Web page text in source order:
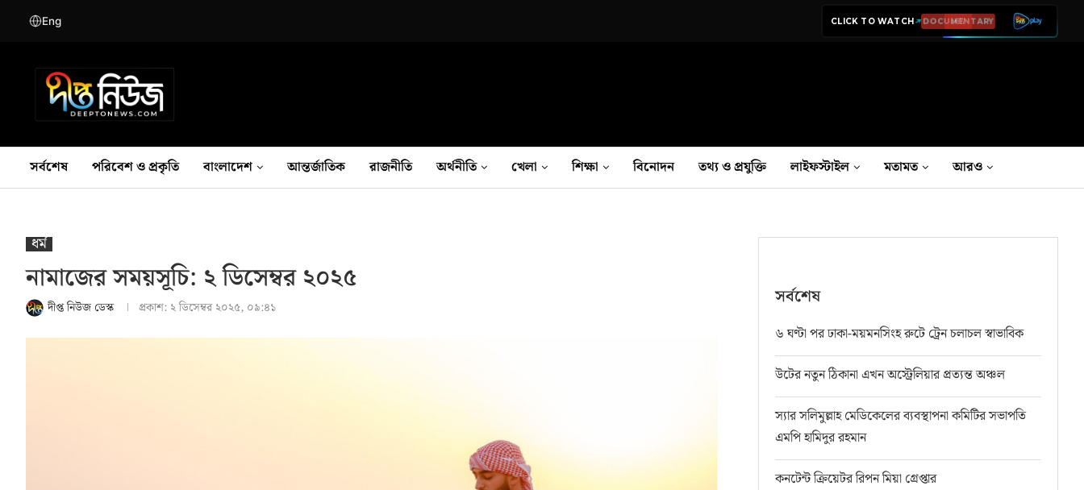
Eng CLICK TO WATCH LIVE TV
সর্বশেষ পরিবেশ ও প্রকৃতি বাংলাদেশ আন্তর্জাতিক রাজনীতি অর্থনীতি খেলা শিক্ষা বিনোদন তথ‍্য ও প্রযুক্তি লাইফস্টাইল মতামত আরও
ধর্ম
নামাজের সময়সূচি: ২ ডিসেম্বর ২০২৫
দীপ্ত নিউজ ডেস্ক প্রকাশ: ২ ডিসেম্বর ২০২৫, ০৯:৪১ সর্বশেষ
৬ ঘণ্টা পর ঢাকা-ময়মনসিংহ রুটে ট্রেন চলাচল স্বাভাবিক
উটের নতুন ঠিকানা এখন অস্ট্রেলিয়ার প্রত্যন্ত অঞ্চল
স্যার সলিমুল্লাহ মেডিকেলের ব্যবস্থাপনা কমিটির সভাপতি
এমপি হামিদুর রহমান
কনটেন্ট ক্রিয়েটর রিপন মিয়া গ্রেপ্তার